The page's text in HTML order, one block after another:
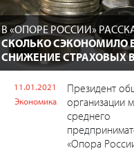
В «ОПОРЕ РОССИИ»
СКОЛЬКО СЭКОНОМИЛО
СНИЖЕНИЕ СТРАХОВЫХ
11.01.2021
Экономика
Президент
организации
среднего
«Опора